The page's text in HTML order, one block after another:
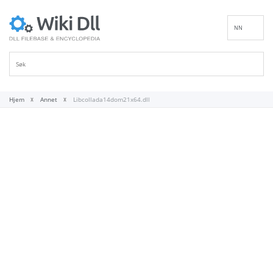
NN
Hjem Annet Libcollada14dom21x64.dll